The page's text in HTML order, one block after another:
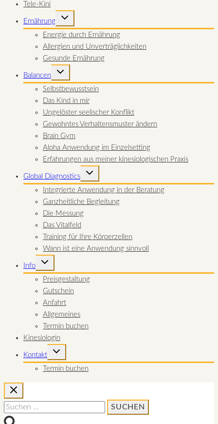
Tele-Kini
Ernährung
UNTERMENÜ
Energie durch Ernährung
Allergien und Unverträglichkeiten
Gesunde Ernährung
Balancen
UNTERMENÜ
Selbstbewusstsein
Das Kind in mir
Ungelöster seelischer Konflikt
Gewohntes Verhaltensmuster ändern
Brain Gym
Alpha Anwendung im Einzelsetting
Erfahrungen aus meiner kinesiologischen Praxis
Global Diagnostics
UNTERMENÜ
Integrierte Anwendung in der Beratung
Ganzheitliche Begleitung
Die Messung
Das Vitalfeld
Training für Ihre Körperzellen
Wann ist eine Anwendung sinnvoll
Info
UNTERMENÜ
Preisgestaltung
Gutschein
Anfahrt
Allgemeines
Termin buchen
Kinesiologin
Kontakt
UNTERMENÜ
Termin buchen
Suchen
nach: